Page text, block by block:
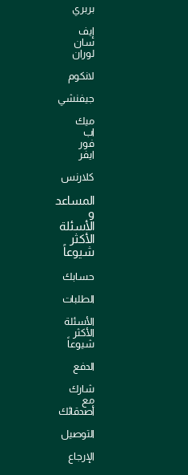
بربري
إيف
سان
لوران
لانكوم
جيفنشي
ميك
اب
فور
ايفر
كلارنس
المساعد
و
الأسئلة
الأكثر
شيوعاً
حسابك
الطلبات
الأسئلة
الأكثر
شيوعاً
الدفع
شارك
مع
أصدقائك
التوصيل
الإرجاع